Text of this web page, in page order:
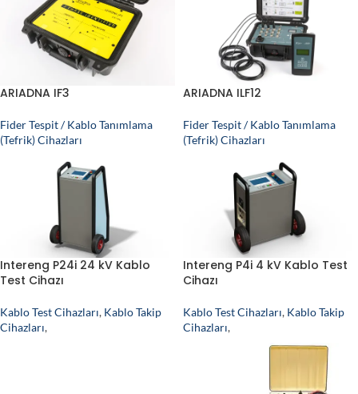
ARIADNA IF3
Fider Tespit / Kablo Tanımlama
(Tefrik) Cihazları
ARIADNA ILF12
Fider Tespit / Kablo Tanımlama
(Tefrik) Cihazları
Intereng P24i 24 kV Kablo
Test Cihazı
Kablo Test Cihazları, Kablo Takip
Cihazları,
Intereng P4i 4 kV Kablo Test
Cihazı
Kablo Test Cihazları, Kablo Takip
Cihazları,